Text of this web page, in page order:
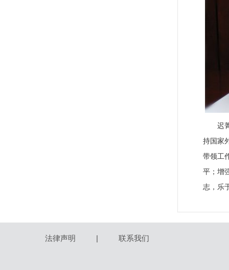
迟
持国家
带领工
平；增
志，乐
法律声明 | 联系我们